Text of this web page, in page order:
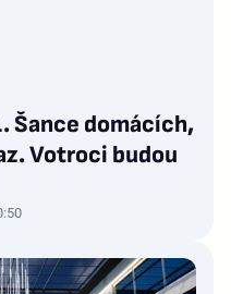
Šance domácích,
Votroci budou